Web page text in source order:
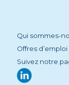
Qui sommes-
Offres d’emploi
Suivez notre